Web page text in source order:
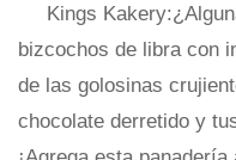
Kings
bizcochos de libra con
de las golosinas
chocolate derretido y